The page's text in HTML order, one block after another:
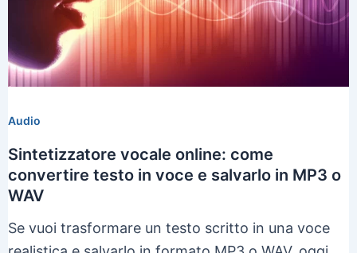
Audio
Sintetizzatore vocale online: come
convertire testo in voce e salvarlo in MP3 o
WAV
Se vuoi trasformare un testo scritto in una voce